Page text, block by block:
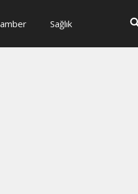
Sağlık